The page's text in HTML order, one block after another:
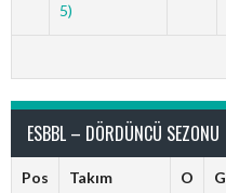
5)
ESBBL – DÖRDÜNCÜ SEZONU
Pos Takım O G